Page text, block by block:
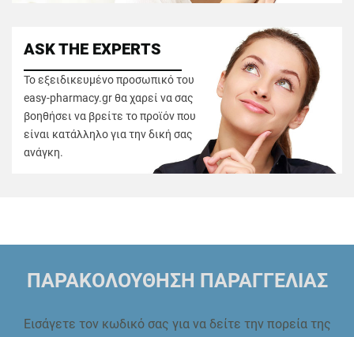
ASK THE EXPERTS
Το εξειδικευμένο προσωπικό του
easy-pharmacy.gr θα χαρεί να σας
βοηθήσει να βρείτε το προϊόν που
είναι κατάλληλο για την δική σας
ανάγκη.
ΠΑΡΑΚΟΛΟΥΘΗΣΗ ΠΑΡΑΓΓΕΛΙΑΣ
Εισάγετε τον κωδικό σας για να δείτε την πορεία της